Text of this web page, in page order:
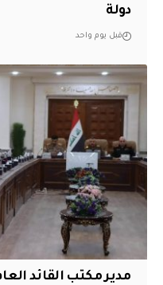
دولة
قبل يوم واحد
مدير مكتب القائد